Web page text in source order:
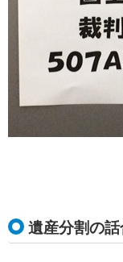
遺産分割の